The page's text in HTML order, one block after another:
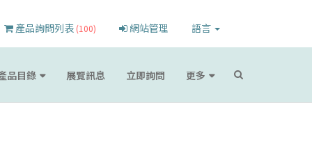
產品詢問列表 (100) 網站管理 語言
品目錄 展覽訊息 立即詢問 更多